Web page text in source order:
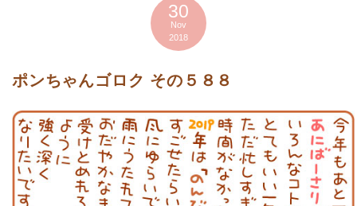
30
Nov
2018
ポンちゃんゴロク その５８８